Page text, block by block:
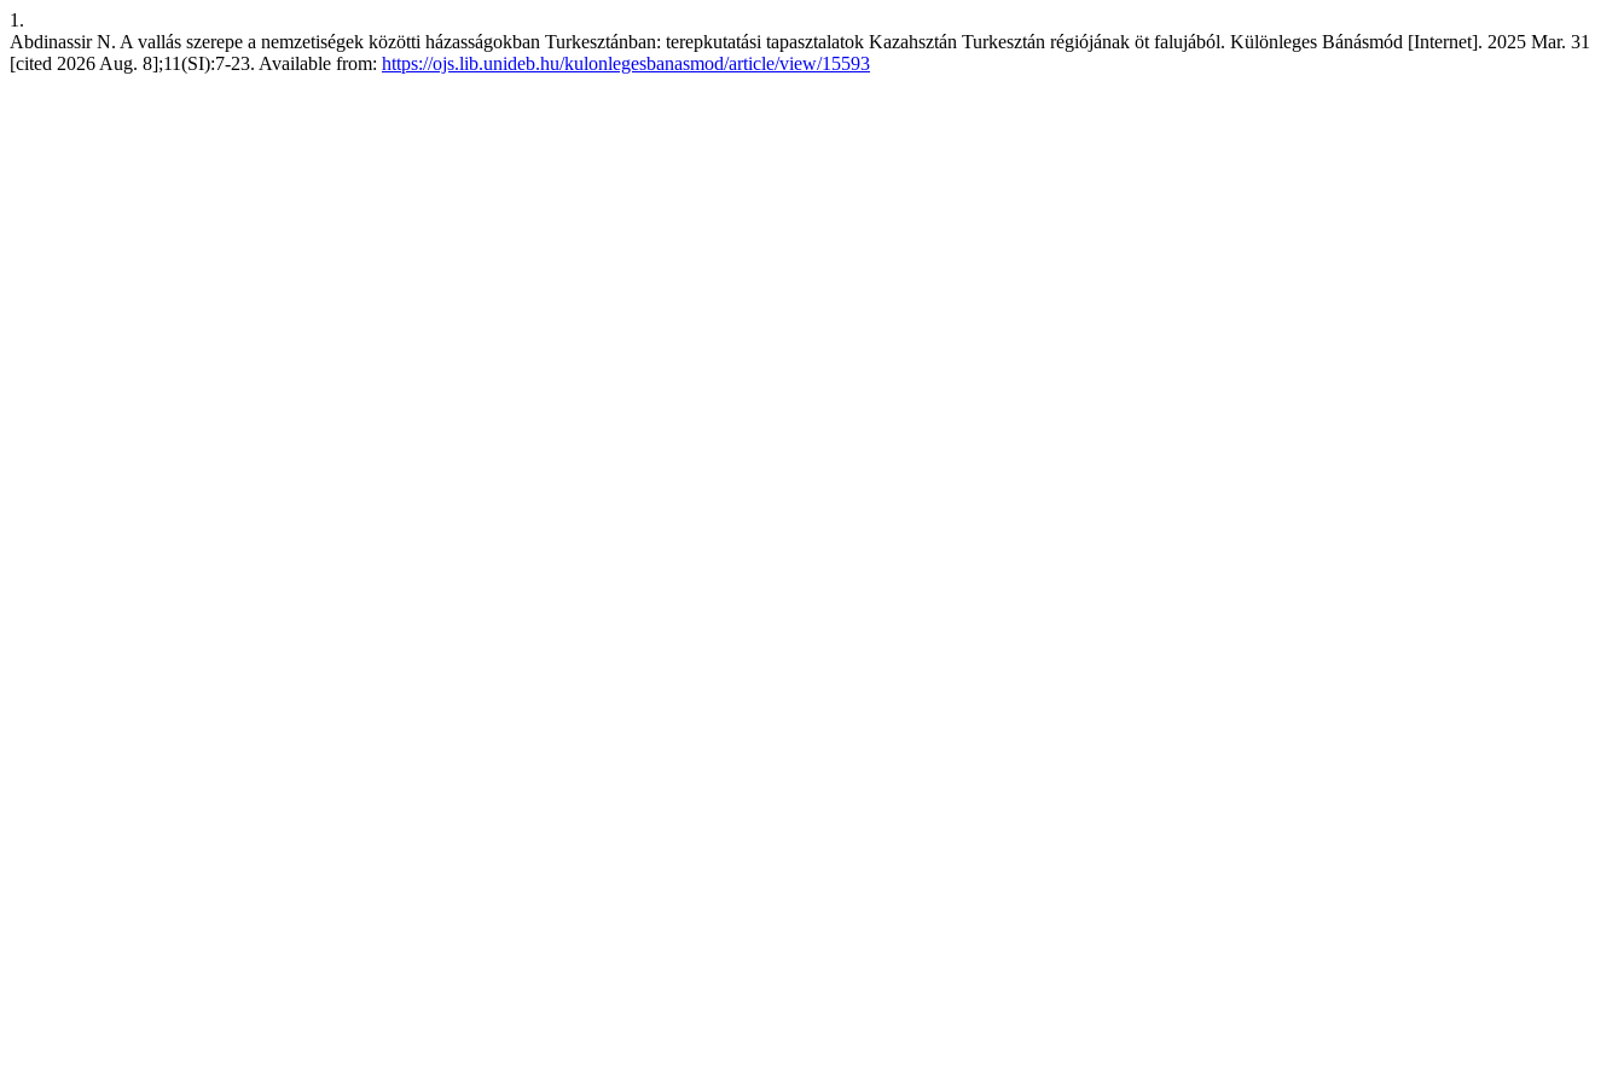
1.
Abdinassir N. A vallás szerepe a nemzetiségek közötti házasságokban Turkesztánban: terepkutatási tapasztalatok Kazahsztán Turkesztán régiójának öt falujából. Különleges Bánásmód [Internet]. 2025 Mar. 31
[cited 2026 Aug. 8];11(SI):7-23. Available from: https://ojs.lib.unideb.hu/kulonlegesbanasmod/article/view/15593